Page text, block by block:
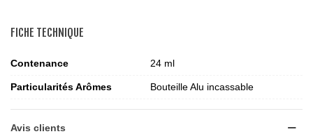
FICHE TECHNIQUE
Contenance 24 ml
Particularités Arômes Bouteille Alu incassable
Avis clients